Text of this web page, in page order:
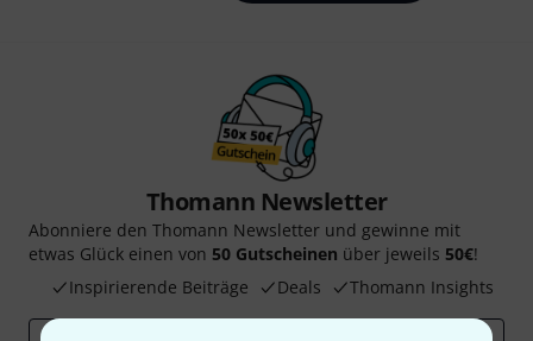
Thomann Newsletter
Abonniere den Thomann Newsletter und gewinne mit
etwas Glück einen von 50 Gutscheinen über jeweils 50€!
Inspirierende Beiträge
Deals Thomann Insights